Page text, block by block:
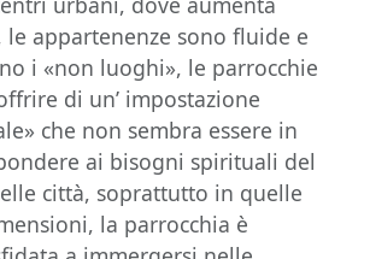
le appartenenze sono fluide e
i «non luoghi», le parrocchie
di un’ impostazione
che non sembra essere in
ai bisogni spirituali del
città, soprattutto in quelle
la parrocchia è